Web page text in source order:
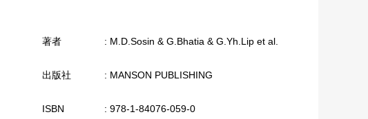
著者 : M.D.Sosin & G.Bhatia & G.Yh.Lip et al.
出版社 : MANSON PUBLISHING
ISBN : 978-1-84076-059-0